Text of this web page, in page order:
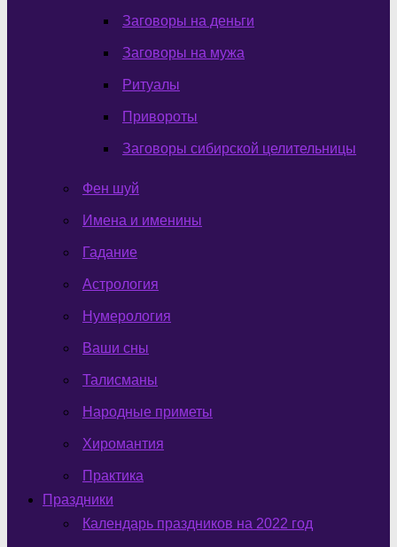
Заговоры на деньги
Заговоры на мужа
Ритуалы
Привороты
Заговоры сибирской целительницы
Фен шуй
Имена и именины
Гадание
Астрология
Нумерология
Ваши сны
Талисманы
Народные приметы
Хиромантия
Практика
Праздники
Календарь праздников на 2022 год